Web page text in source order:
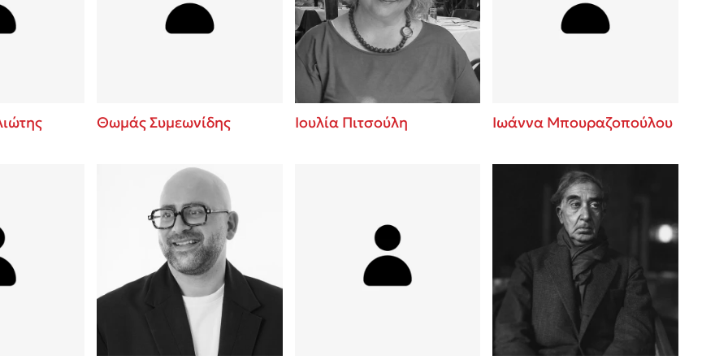
3 βιβλία που μπορείς να διαβάσεις σε
Εύκολη συνταγή για chicken BBQ pizza
από τον Άκη Πετρετζίκη!
Διακοπές με τα παιδιά: Η ανάγκη μας για
παύση σε μετωπική σύγκρουση με τη
τεστ και ανακάλυψε την τάση σου!
Θωμάς Συμεωνίδης Ιουλία Πιτσούλη Ιωάννα Μπουραζοπούλου